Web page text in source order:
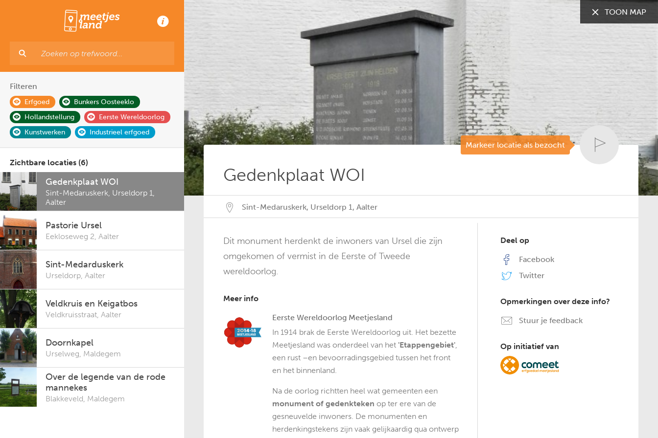
Alle gemeenten
Markeer locatie als bezocht
Gedenkplaat WOI
Sint-Medaruskerk, Urseldorp 1,Aalter
Dit monument herdenkt de inwoners van Ursel die zijn
omgekomen of vermist in de Eerste of Tweede
wereldoorlog.
Meer info
Eerste Wereldoorlog Meetjesland
In 1914 brak de Eerste Wereldoorlog uit. Het bezette
Meetjesland was onderdeel van het 'Etappengebiet',
een rust –en bevoorradingsgebied tussen het front
en het binnenland.
Na de oorlog richtten heel wat gemeenten een
monument of gedenkteken op ter ere van de
gesneuvelde inwoners. De monumenten en
herdenkingstekens zijn vaak gelijkaardig qua ontwerp
Deel op
Facebook
Twitter
Opmerkingen over deze info?
Stuur je feedback
Op initiatief van
TOON MAP
Filteren
Erfgoed
Bunkers Oosteeklo
Hollandstellung
Eerste Wereldoorlog
Kunstwerken
Industrieel erfgoed
Zichtbare locaties (6)
Gedenkplaat WOI
Sint-Medaruskerk, Urseldorp 1
Aalter
Pastorie Ursel
Eekloseweg 2,Aalter
Sint-Medarduskerk
Urseldorp,Aalter
Veldkruis en Keigatbos
Veldkruisstraat,Aalter
Doornkapel
Urselweg, Maldegem
Over de legende van de rode
mannekes
Blakkeveld Maldegem